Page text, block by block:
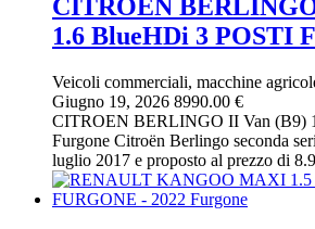
CITROEN
1.6 BlueHDi 3 POSTI
Veicoli commerciali, macchine
Giugno 19, 2026 8990.00 €
CITROEN BERLINGO II Van (B9)
Furgone Citroën Berlingo seconda
luglio 2017 e proposto al prezzo di